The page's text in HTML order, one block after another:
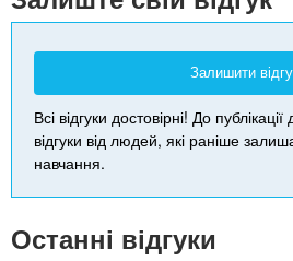
Залишити
Всі відгуки достовірні! До
відгуки від людей, які раніше
навчання.
Останні відгуки